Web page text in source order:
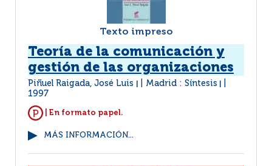
Texto impreso
Teoría de la comunicación y
gestión de las organizaciones
Piñuel Raigada, José Luis Madrid : Síntesis
1997
| En formato papel.
MÁS INFORMACIÓN...